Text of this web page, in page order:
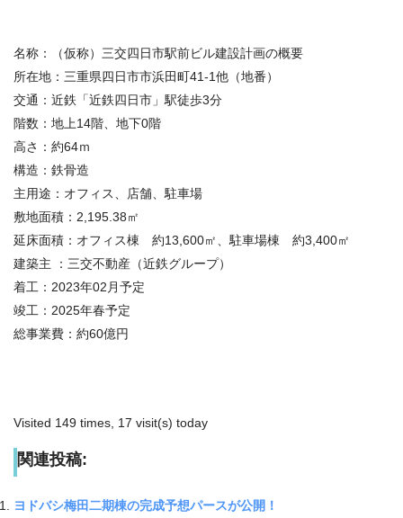
名称：（仮称）三交四日市駅前ビル建設計画の概要
所在地：三重県四日市市浜田町41-1他（地番）
交通：近鉄「近鉄四日市」駅徒歩3分
階数：地上14階、地下0階
高さ：約64ｍ
構造：鉄骨造
主用途：オフィス、店舗、駐車場
敷地面積：2,195.38㎡
延床面積：オフィス棟 約13,600㎡、駐車場棟 約3,400㎡
建築主 ：三交不動産（近鉄グループ）
着工：2023年02月予定
竣工：2025年春予定
総事業費：約60億円
Visited 149 times, 17 visit(s) today
関連投稿:
ヨドバシ梅田二期棟の完成予想パースが公開！